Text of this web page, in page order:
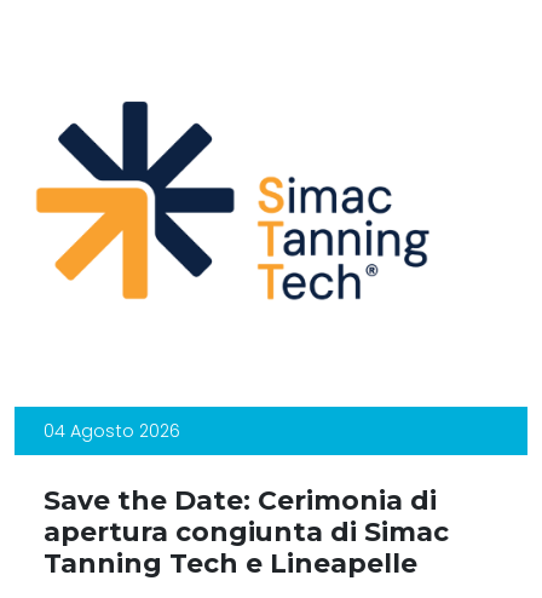
04 Agosto 2026
Save the Date: Cerimonia di
apertura congiunta di Simac
Tanning Tech e Lineapelle